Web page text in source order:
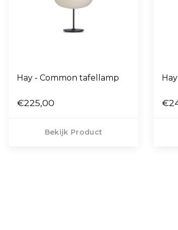
Hay - Common tafellamp
€225,00
Bekijk Product